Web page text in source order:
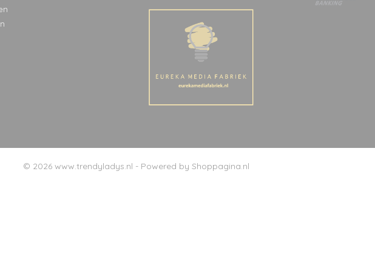
© 2026 www.trendyladys.nl - Powered by Shoppagina.nl